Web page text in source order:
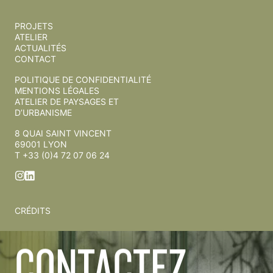
PROJETS
ATELIER
ACTUALITÉS
CONTACT
POLITIQUE DE CONFIDENTIALITÉ
MENTIONS LÉGALES
ATELIER DE PAYSAGES ET
D’URBANISME
8 QUAI SAINT VINCENT
69001 LYON
T +33 (0)4 72 07 06 24
CRÉDITS